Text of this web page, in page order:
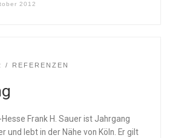
2012
REFERENZEN
Frank H. Sauer ist Jahrgang
und lebt in der Nähe von Köln. Er gilt